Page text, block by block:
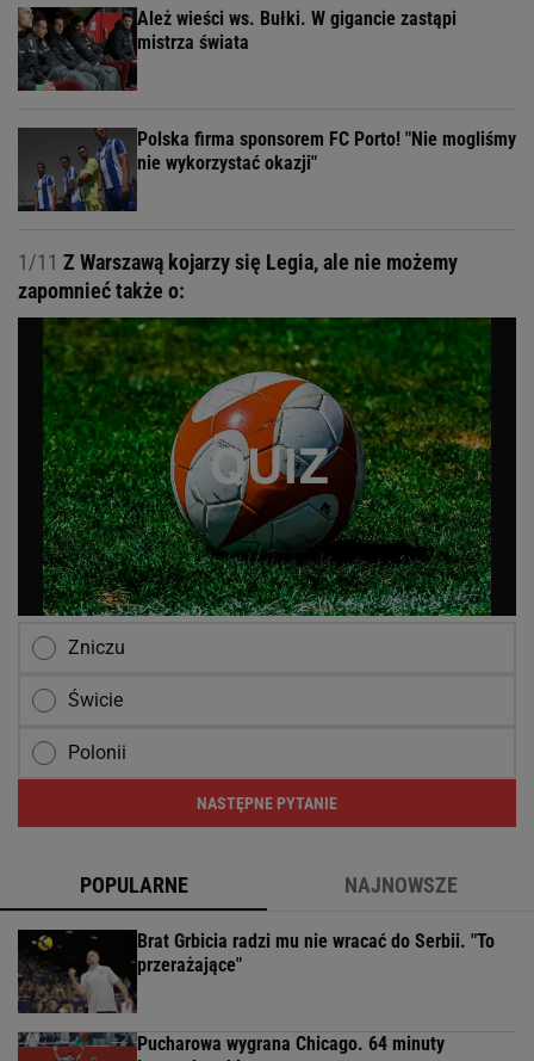
Ależ wieści ws. Bułki. W gigancie zastąpi
mistrza świata
Polska firma sponsorem FC Porto! "Nie mogliśmy
nie wykorzystać okazji"
1/11 Z Warszawą kojarzy się Legia, ale nie możemy
zapomnieć także o:
Zniczu
Świcie
Polonii
NASTĘPNE PYTANIE
POPULARNE NAJNOWSZE
Brat Grbicia radzi mu nie wracać do Serbii. "To
przerażające"
Pucharowa wygrana Chicago. 64 minuty